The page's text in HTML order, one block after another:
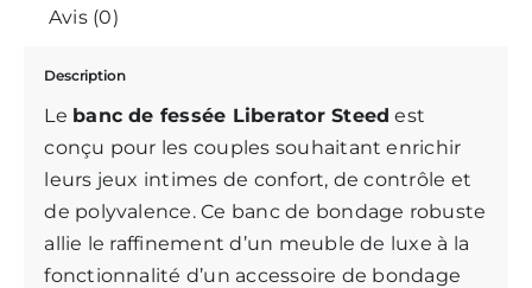
Avis (0)
Description
Le banc de fessée Liberator Steed est
conçu pour les couples souhaitant enrichir
leurs jeux intimes de confort, de contrôle et
de polyvalence. Ce banc de bondage robuste
allie le raffinement d’un meuble de luxe à la
fonctionnalité d’un accessoire de bondage